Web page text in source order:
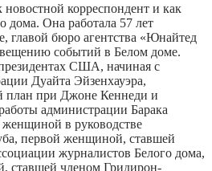
новостной корреспондент и как
дома. Она работала 57 лет
главой бюро агентства «Юнайтед
событий в Белом доме.
США, начиная с
Дуайта Эйзенхауэра,
план при Джоне Кеннеди и
администрации Барака
в руководстве
первой женщиной, ставшей
журналистов Белого дома,
ставшей членом Гридирон-